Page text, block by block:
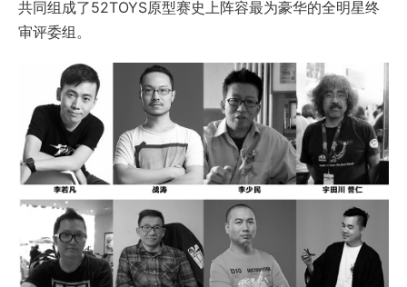
共同组成了52TOYS原型赛史上阵容最为豪华的全明星终
审评委组。